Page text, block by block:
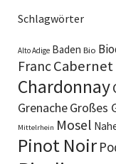
Schlagwörter
Alto Adige Baden Bio
FrancCabernet
Chardonnay
GrenacheGroßes
Mittelrhein Mosel
Pinot Noir